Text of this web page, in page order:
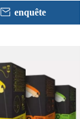
enquête